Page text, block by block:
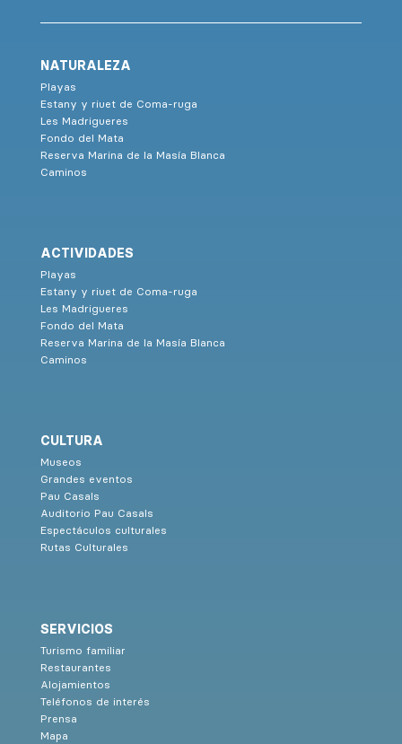
NATURALEZA
Playas
Estany y riuet de Coma-ruga
Les Madrigueres
Fondo del Mata
Reserva Marina de la Masía Blanca
Caminos
ACTIVIDADES
Playas
Estany y riuet de Coma-ruga
Les Madrigueres
Fondo del Mata
Reserva Marina de la Masía Blanca
Caminos
CULTURA
Museos
Grandes eventos
Pau Casals
Auditorio Pau Casals
Espectáculos culturales
Rutas Culturales
SERVICIOS
Turismo familiar
Restaurantes
Alojamientos
Teléfonos de interés
Prensa
Mapa